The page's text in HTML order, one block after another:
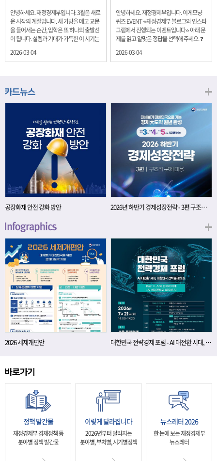
전달드립니다.
다.
안녕하세요. 재정경제부입니다. 3월은 새로
운 시작의 계절입니다. 새 가방을 메고 교문
을 들어서는 순간, 입학은 또 하나의 출발선
이 됩니다. 설렘과 기대가 가득한 이 시기는
래를 준비하는 첫 걸음이기도 합니다. 입학
니다. 배움이 쌓이는 시간, 인적자본 학교에
지식, 친구들과의 협업, 다양한 활동 속에서
얻는 문제 해결 경험은 모두 개인의 역량으
로 축적됩니다. 경제학에서는 이.......
2026-03-04
안녕하세요. 재정경제부입니다. 이게모냥
퀴즈 EVENT ⭐재정경제부 블로그와 인스타
그램에서 진행되는 이벤트입니다⭐ 아래 문
제를 읽고 알맞은 정답을 선택해 주세요. ❓
을 보이고 있는 개인투자용 국채를 3월에는
20년물 300억원입니다. 그렇다면 3월 개인
까요?? 보기 ① 1,600억원 ② 1,700억원 ③
1,800억원 ④ 2,000억원 이벤트 안내 응모
기간: 2026년 3월 4일(수) ~ 3월 9일(월) 경
품: 커피쿠폰 (60명) 참여.......
2026-03-04
공장화재 안전 강화 방안 2026년 하반기 경제성장전략 - 3편 구조적 문제 대응
2026 세제개편안 대한민국 전략경제 포럼 - AI 대전환 시대, 대한민국 전략경제의 길
정책 발간물
재정경제부 경제정책 등
분야별 정책 발간물
이렇게 달라집니다
2026년부터 달라지는
분야별, 부처별, 시기별정책
뉴스레터 2026
한 눈에 보는 재정경제부
뉴스레터